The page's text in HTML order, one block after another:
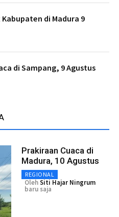
Kabupaten di Madura 9
di Sampang, 9 Agustus
Prakiraan Cuaca di
Madura, 10 Agustus
REGIONAL
OlehSiti Hajar Ningrum
baru saja